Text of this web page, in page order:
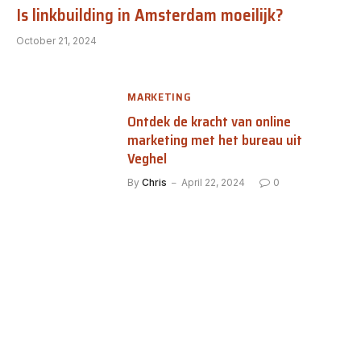
Is linkbuilding in Amsterdam moeilijk?
October 21, 2024
MARKETING
Ontdek de kracht van online
marketing met het bureau uit
Veghel
By Chris April 22, 2024 0